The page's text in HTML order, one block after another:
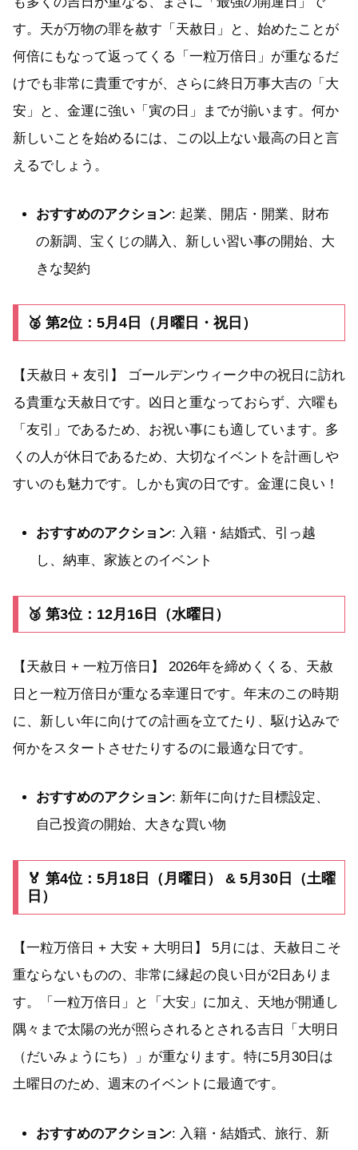
す。天が万物の罪を赦す「天赦日」と、始めたことが
何倍にもなって返ってくる「一粒万倍日」が重なるだ
けでも非常に貴重ですが、さらに終日万事大吉の「大
安」と、金運に強い「寅の日」までが揃います。何か
新しいことを始めるには、この以上ない最高の日と言
えるでしょう。
おすすめのアクション: 起業、開店・開業、財布
の新調、宝くじの購入、新しい習い事の開始、大
きな契約
🥈 第2位：5月4日（月曜日・祝日）
【天赦日 + 友引】 ゴールデンウィーク中の祝日に訪れ
る貴重な天赦日です。凶日と重なっておらず、六曜も
「友引」であるため、お祝い事にも適しています。多
くの人が休日であるため、大切なイベントを計画しや
すいのも魅力です。しかも寅の日です。金運に良い！
おすすめのアクション: 入籍・結婚式、引っ越
し、納車、家族とのイベント
🥉 第3位：12月16日（水曜日）
【天赦日 + 一粒万倍日】 2026年を締めくくる、天赦
日と一粒万倍日が重なる幸運日です。年末のこの時期
に、新しい年に向けての計画を立てたり、駆け込みで
何かをスタートさせたりするのに最適な日です。
おすすめのアクション: 新年に向けた目標設定、
自己投資の開始、大きな買い物
🏅 第4位：5月18日（月曜日） & 5月30日（土曜
日）
【一粒万倍日 + 大安 + 大明日】 5月には、天赦日こそ
重ならないものの、非常に縁起の良い日が2日ありま
す。「一粒万倍日」と「大安」に加え、天地が開通し
隅々まで太陽の光が照らされるとされる吉日「大明日
（だいみょうにち）」が重なります。特に5月30日は
土曜日のため、週末のイベントに最適です。
おすすめのアクション: 入籍・結婚式、旅行、新